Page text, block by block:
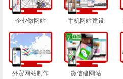
企业做网站 手机网站建设
外贸网站制作 微信建网站